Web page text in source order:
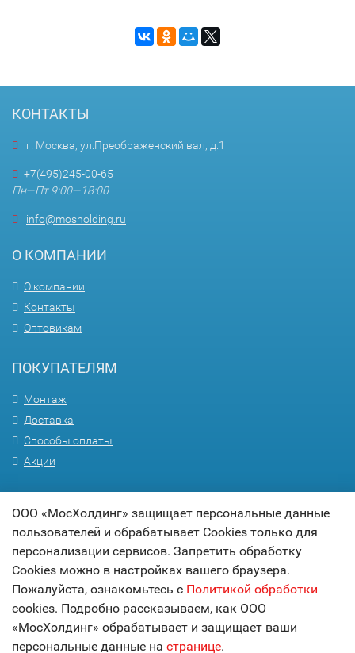
КОНТАКТЫ
г. Москва, ул.Преображенский вал, д.1
+7(495)245-00-65
Пн—Пт 9:00—18:00
info@mosholding.ru
О КОМПАНИИ
О компании
Контакты
Оптовикам
ПОКУПАТЕЛЯМ
Монтаж
Доставка
Способы оплаты
Акции
Вопрос-ответ
Гарантия
Статьи
Карта сайта
© 2017МОСХОЛДИНГ
ООО «МосХолдинг» защищает персональные данные
пользователей и обрабатывает Cookies только для
персонализации сервисов. Запретить обработку
Cookies можно в настройках вашего браузера.
Пожалуйста, ознакомьтесь с Политикой обработки
cookies. Подробно рассказываем, как ООО
«МосХолдинг» обрабатывает и защищает ваши
персональные данные на странице.